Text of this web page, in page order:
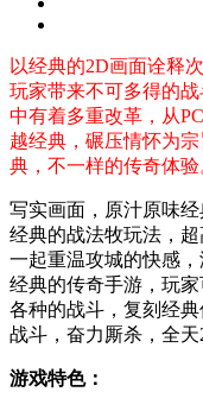
以经典的2D画面诠释
玩家带来不可多得的
中有着多重改革，从
越经典，碾压情怀为
典，不一样的传奇体验
写实画面，原汁原味经
经典的战法牧玩法，
一起重温攻城的快感
经典的传奇手游，玩
各种的战斗，复刻经
战斗，奋力厮杀，全天
游戏特色：